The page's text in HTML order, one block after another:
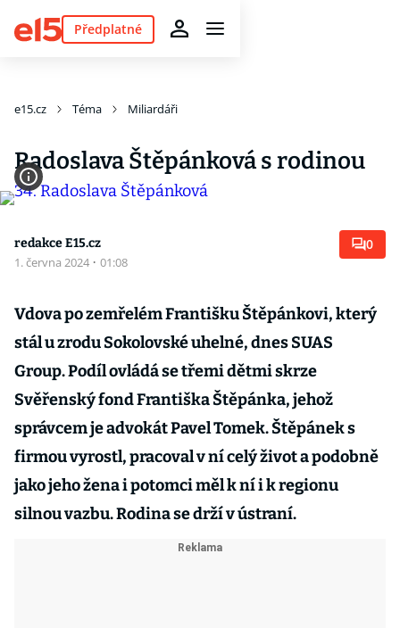
Předplatné
e15.cz Téma Miliardáři
Radoslava Štěpánková s rodinou
redakce E15.cz
1. června 2024 · 01:08
0
Vdova po zemřelém Františku Štěpánkovi, který
stál u zrodu Sokolovské uhelné, dnes SUAS
Group. Podíl ovládá se třemi dětmi skrze
Svěřenský fond Františka Štěpánka, jehož
správcem je advokát Pavel Tomek. Štěpánek s
firmou vyrostl, pracoval v ní celý život a podobně
jako jeho žena i potomci měl k ní i k regionu
silnou vazbu. Rodina se drží v ústraní.